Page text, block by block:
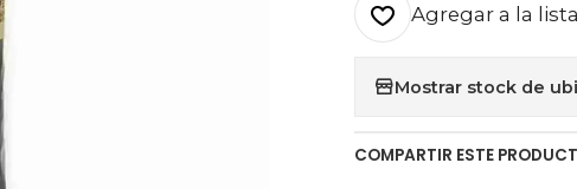
Agregar a la
Mostrar stock de
COMPARTIR ESTE